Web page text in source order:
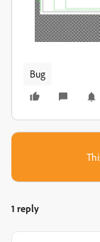
Bug
1 reply